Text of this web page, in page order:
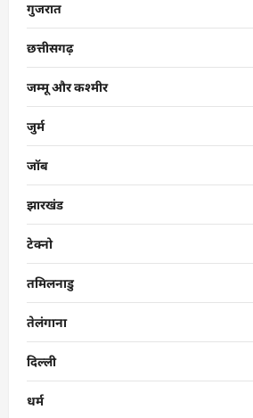
गुजरात
छत्तीसगढ़
जम्मू और कश्मीर
जुर्म
जॉब
झारखंड
टेक्नो
तमिलनाडु
तेलंगाना
दिल्ली
धर्म